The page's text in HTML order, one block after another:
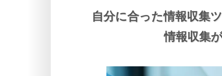
自分に合った情報収集
情報収集